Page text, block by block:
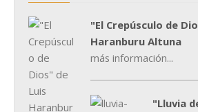
"El Crepúsculo de
Haranburu Altuna
más información...
"Lluvia